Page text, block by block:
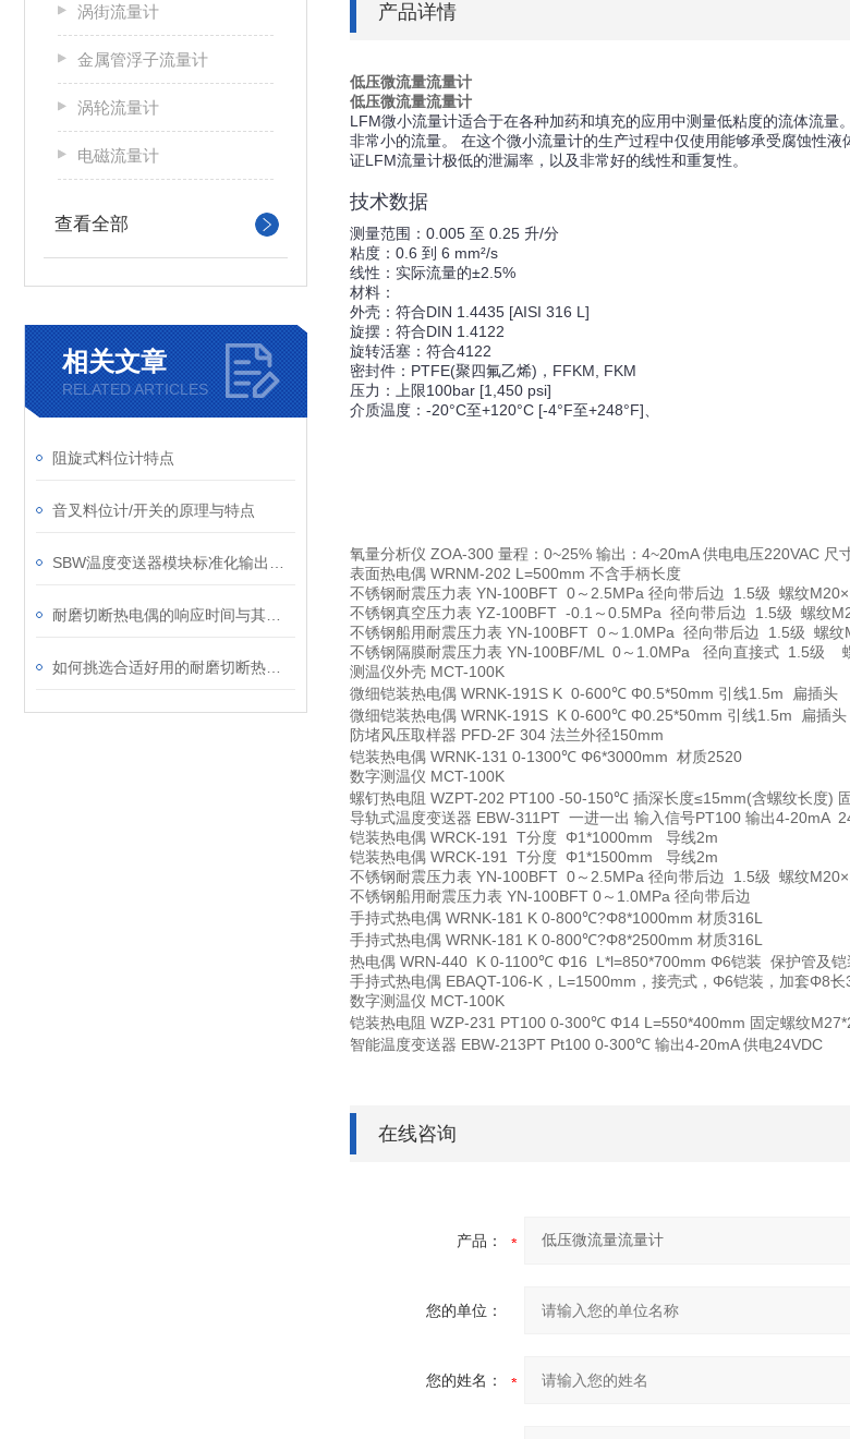
涡街流量计
金属管浮子流量计
涡轮流量计
电磁流量计
查看全部
相关文章
RELATED ARTICLES
阻旋式料位计特点
音叉料位计/开关的原理与特点
产品详情
低压微流量流量计
低压微流量流量计
LFM微小流量计适合于在各种加药和填充的应用中测量低粘度的流体流
非常小的流量。 在这个微小流量计的生产过程中仅使用能够承受腐蚀性
证LFM流量计极低的泄漏率，以及非常好的线性和重复性。
技术数据
测量范围：0.005 至 0.25 升/分
粘度：0.6 到 6 mm²/s
线性：实际流量的±2.5%
材料：
外壳：符合DIN 1.4435 [AISI 316 L]
旋摆：符合DIN 1.4122
旋转活塞：符合4122
密封件：PTFE(聚四氟乙烯)，FFKM, FKM
压力：上限100bar [1,450 psi]
介质温度：-20°C至+120°C [-4°F至+248°F]、
氧量分析仪 ZOA-300 量程：0~25% 输出：4~20mA 供电电压220VAC 尺
表面热电偶 WRNM-202 L=500mm 不含手柄长度
不锈钢耐震压力表 YN-100BFT 0～2.5MPa 径向带后边 1.5级 螺纹
不锈钢真空压力表 YZ-100BFT -0.1～0.5MPa 径向带后边 1.5级 螺纹
不锈钢船用耐震压力表 YN-100BFT 0～1.0MPa 径向带后边 1.5级 螺纹
不锈钢隔膜耐震压力表 YN-100BF/ML 0～1.0MPa 径向直接式 1.5级
测温仪外壳 MCT-100K
微细铠装热电偶 WRNK-191S K 0-600℃ Φ0.5*50mm 引线1.5m 扁插头
微细铠装热电偶 WRNK-191S K 0-600℃ Φ0.25*50mm 引线1.5m 扁插头
防堵风压取样器 PFD-2F 304 法兰外径150mm
铠装热电偶 WRNK-131 0-1300℃ Φ6*3000mm 材质2520
数字测温仪 MCT-100K
螺钉热电阻 WZPT-202 PT100 -50-150℃ 插深长度≤15mm(含螺纹长度)
导轨式温度变送器 EBW-311PT 一进一出 输入信号PT100 输出4-20mA
铠装热电偶 WRCK-191 T分度 Φ1*1000mm 导线2m
铠装热电偶 WRCK-191 T分度 Φ1*1500mm 导线2m
不锈钢耐震压力表 YN-100BFT 0～2.5MPa 径向带后边 1.5级 螺纹
不锈钢船用耐震压力表 YN-100BFT 0～1.0MPa 径向带后边
手持式热电偶 WRNK-181 K 0-800℃?Φ8*1000mm 材质316L
手持式热电偶 WRNK-181 K 0-800℃?Φ8*2500mm 材质316L
热电偶 WRN-440 K 0-1100℃ Φ16 L*l=850*700mm Φ6铠装 保护管及
手持式热电偶 EBAQT-106-K，L=1500mm，接壳式，Φ6铠装，加套Φ8
数字测温仪 MCT-100K
铠装热电阻 WZP-231 PT100 0-300℃ Φ14 L=550*400mm 固定螺纹
智能温度变送器 EBW-213PT Pt100 0-300℃ 输出4-20mA 供电24VDC
在线咨询
产品：
您的单位：
您的姓名：